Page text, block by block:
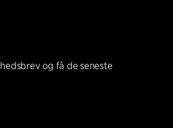
og få de seneste